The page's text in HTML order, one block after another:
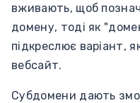
вживають, щоб
домену, тоді як
підкреслює варіант,
вебсайт.
Субдомени дають